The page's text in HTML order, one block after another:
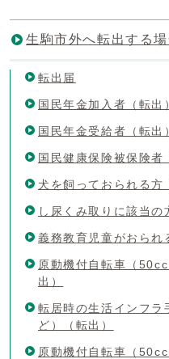
生駒市外へ転出する
転出届
国民年金加入者（転出
国民年金受給者（転出
国民健康保険被保険者
犬を飼っておられる方
し尿くみ取りに該当の
義務教育児童がおられ
原動機付自転車（
出）
転居時の生活インフラ
ど）（転出）
原動機付自転車（